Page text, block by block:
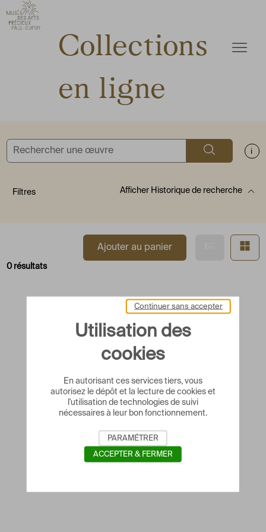
Accèder directement au contenu
Accèder directement au contenu
Collections
en ligne
Ouvrir
Rechercher
Filtres AfficherHistorique de recherche
0 résultats
Ajouter au panier Afficher
Utilisation des
cookies
En autorisant ces services tiers, vous
autorisez le dépôt et la lecture de cookies et
l'utilisation de technologies de suivi
nécessaires à leur bon fonctionnement.
Continuer sans accepter
PARAMÉTRER
ACCEPTER & FERMER